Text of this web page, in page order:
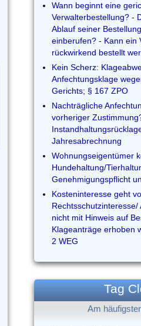
Wann beginnt eine
Verwalterbestellung? -
Ablauf seiner
einberufen? - Kann ein
rückwirkend bestellt
Kein Scherz:
Anfechtungsklage
Gerichts; § 167 ZPO
Nachträgliche
vorheriger
Jahresabrechnung
Wohnungseigentümer
Hundehaltung/
Genehmigungspflicht
Kosteninteresse geht
nicht mit Hinweis auf
Klageanträge erhoben
2 WEG
Tag
Am